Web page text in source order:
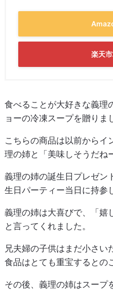
楽天
食べることが大好きな義理
ョーの冷凍スープを贈りま
こちらの商品は以前からイ
理の姉と「美味しそうだね
義理の姉の誕生日プレゼン
生日パーティー当日に持参
義理の姉は大喜びで、「嬉
と言ってくれました。
兄夫婦の子供はまだ小さい
食品はとても重宝するとの
その後、義理の姉はスープ